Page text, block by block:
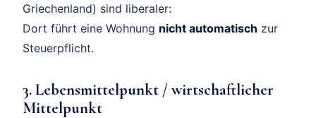
Griechenland) sind liberaler:
Dort führt eine Wohnung nicht automatisch zur
Steuerpflicht.
3. Lebensmittelpunkt / wirtschaftlicher
Mittelpunkt